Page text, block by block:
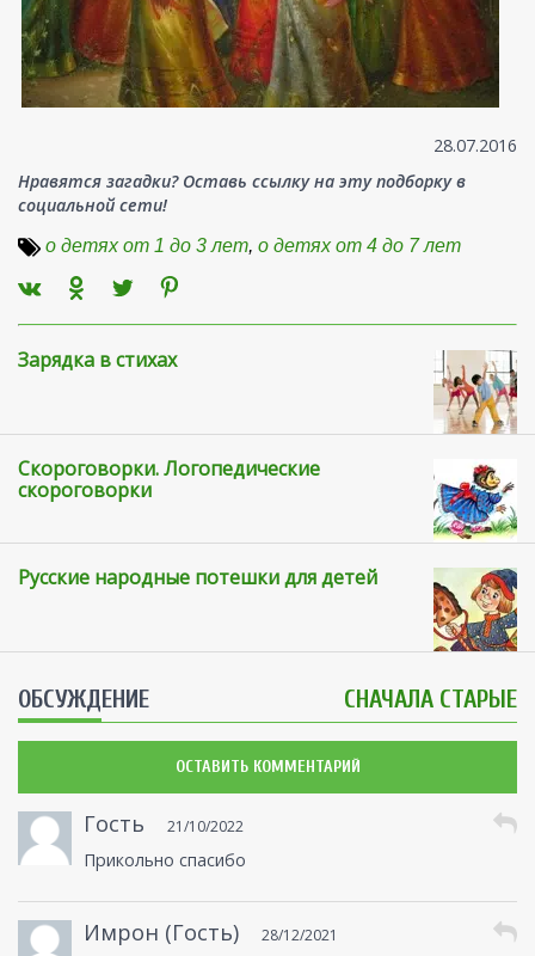
28.07.2016
Нравятся загадки? Оставь ссылку на эту подборку в
социальной сети!
о детях от 1 до 3 лет, о детях от 4 до 7 лет
Зарядка в стихах
Скороговорки. Логопедические
скороговорки
Русские народные потешки для детей
ОБСУЖДЕНИЕ СНАЧАЛА СТАРЫЕ
ОСТАВИТЬ КОММЕНТАРИЙ
Гость 21/10/2022
Прикольно спасибо
Имрон (Гость) 28/12/2021